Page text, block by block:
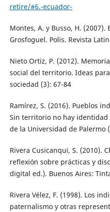
retire/#6.-ecuador-
Montes, A. y Busso, H. (2007).
Grosfoguel. Polis. Revista
Nieto Ortiz, P. (2012).
social del territorio. Ideas
sociedad (3): 67-84
Ramírez, S. (2016). Pueblos
Sin territorio no hay identidad
de la Universidad de Palermo
Rivera Cusicanqui, S. (2010).
reflexión sobre prácticas y
digital ed.). Buenos Aires:
Rivera Vélez, F. (1998). Los
paternalismo y otras